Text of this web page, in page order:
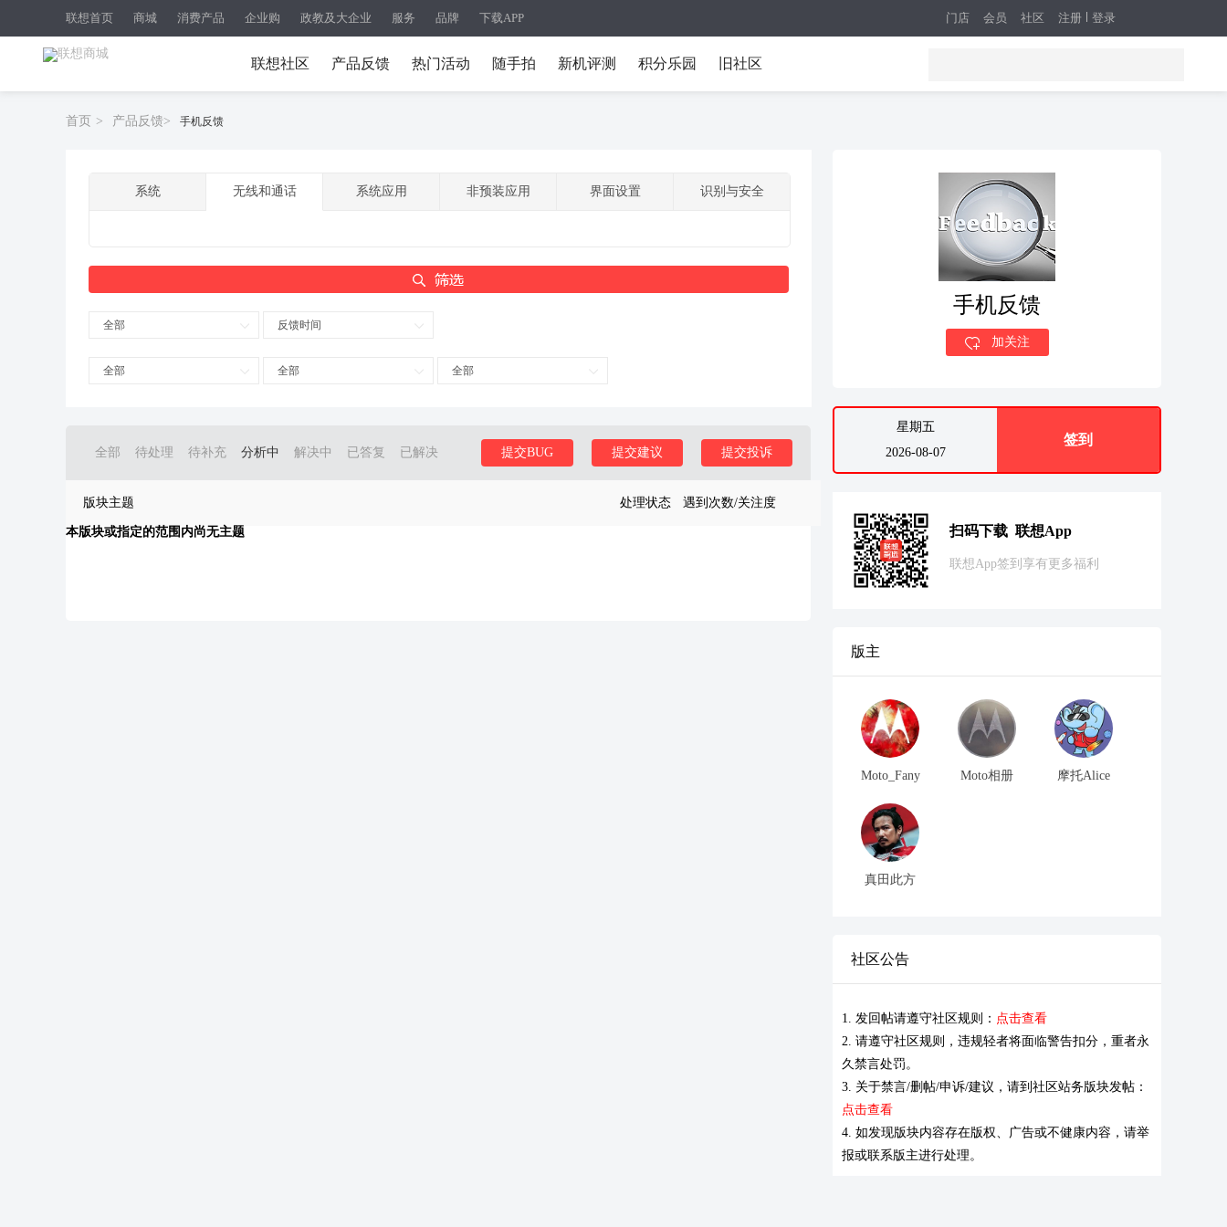
联想首页 商城 消费产品 企业购 政教及大企业 服务 品牌 下载APP 注册 登录
门店 会员 社区
联想社区 产品反馈 热门活动 随手拍 新机评测 积分乐园 旧社区
首页 > 产品反馈> 手机反馈
系统 无线和通话 系统应用 非预装应用 界面设置 识别与安全
全部 反馈时间
全部 全部 全部
全部 待处理 待补充 分析中 解决中 已答复 已解决 提交投诉
提交建议
提交BUG
版块主题 处理状态 遇到次数/关注度
本版块或指定的范围内尚无主题
手机反馈
加关注
星期五
2026-08-07
签到
扫码下载 联想App
联想App签到享有更多福利
版主
Moto_Fany Moto相册 摩托Alice
真田此方
社区公告
1. 发回帖请遵守社区规则： 点击查看
2. 请遵守社区规则，违规轻者将面临警告扣分，重者永
久禁言处罚。
3. 关于禁言/删帖/申诉/建议，请到社区站务版块发帖：
点击查看
4. 如发现版块内容存在版权、广告或不健康内容，请举
报或联系版主进行处理。